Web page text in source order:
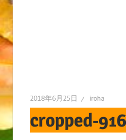
2018年6月25日 iroha
cropped-